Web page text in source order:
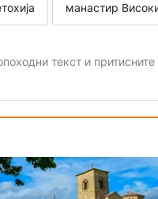
манастир
текст и